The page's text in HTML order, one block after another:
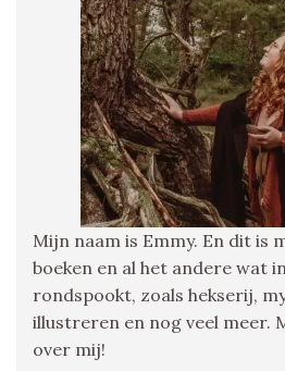
Mijn naam is Emmy. En dit is
boeken en al het andere wat
rondspookt, zoals hekserij,
illustreren en nog veel meer.
over mij!